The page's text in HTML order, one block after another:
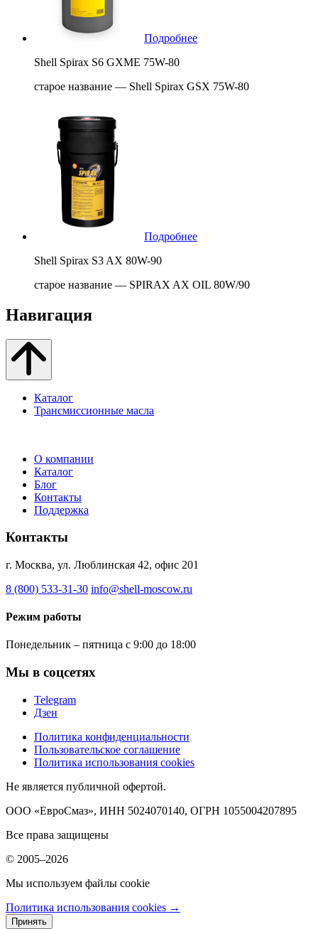
Подробнее
Shell Spirax S6 GXME 75W-80
старое название — Shell Spirax GSX 75W-80
Подробнее
Shell Spirax S3 AX 80W-90
старое название — SPIRAX AX OIL 80W/90
Навигация
Каталог
Трансмиссионные масла
О компании
Каталог
Блог
Контакты
Поддержка
Контакты
г. Москва, ул. Люблинская 42, офис 201
8 (800) 533-31-30 info@shell-moscow.ru
Режим работы
Понедельник – пятница с 9:00 до 18:00
Мы в соцсетях
Telegram
Дзен
Политика конфиденциальности
Пользовательское соглашение
Политика использования cookies
Не является публичной офертой.
ООО «ЕвроСмаз», ИНН 5024070140, ОГРН 1055004207895
Все права защищены
© 2005–2026
Мы используем файлы cookie
Политика использования cookies →
Принять